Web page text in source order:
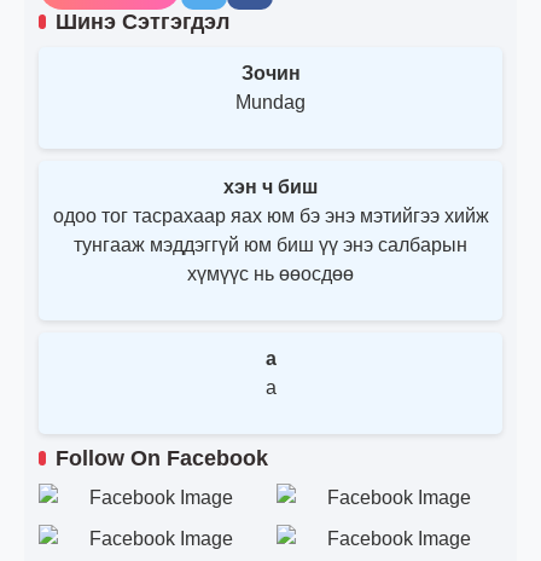
Шинэ Сэтгэгдэл
Зочин
Mundag
хэн ч биш
одоо тог тасрахаар яах юм бэ энэ мэтийгээ хийж
тунгааж мэддэггүй юм биш үү энэ салбарын
хүмүүс нь өөосдөө
a
a
Follow On Facebook